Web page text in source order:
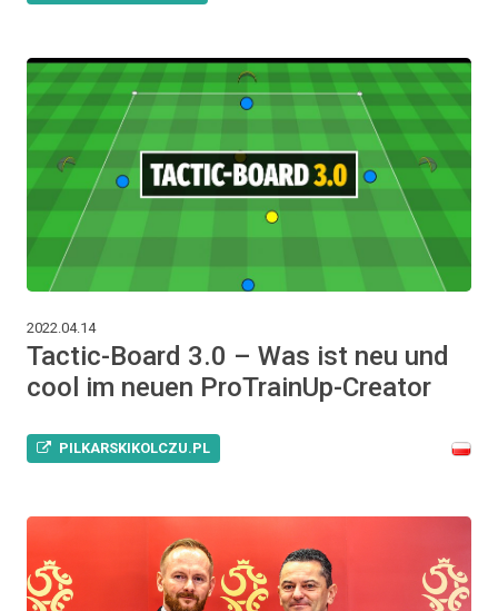
2022.04.14
Tactic-Board 3.0 – Was ist neu und
cool im neuen ProTrainUp-Creator
PILKARSKIKOLCZU.PL